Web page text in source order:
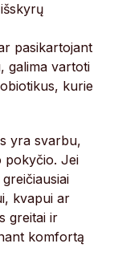
pasikartojant
galima vartoti
kurie
yra svarbu,
pokyčio. Jei
kvapui ar
greitai ir
komfortą